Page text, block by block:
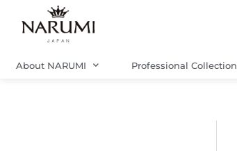
About NARUMI Professional Collection